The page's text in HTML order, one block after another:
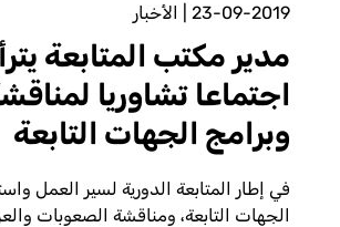
23-09-2019 الأخبار
مدير مكتب المتابعة
اجتماعا تشاوريا
وبرامج الجهات التابعة
في إطار المتابعة الدورية لسير العمل
الجهات التابعة، ومناقشة الصعوبات